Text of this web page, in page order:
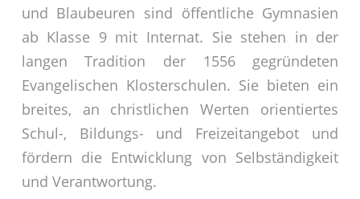
und Blaubeuren sind öffentliche Gymnasien
ab Klasse 9 mit Internat. Sie stehen in der
langen Tradition der 1556 gegründeten
Evangelischen Klosterschulen. Sie bieten ein
breites, an christlichen Werten orientiertes
Schul-, Bildungs- und Freizeitangebot und
fördern die Entwicklung von Selbständigkeit
und Verantwortung.